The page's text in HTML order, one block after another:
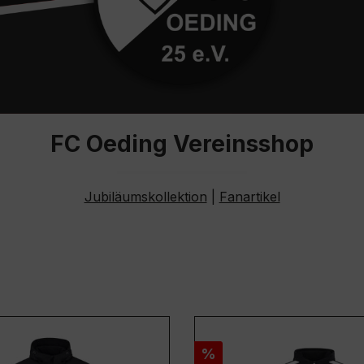
FC Oeding Vereinsshop
Jubiläumskollektion Fanartikel
Rabatt
%